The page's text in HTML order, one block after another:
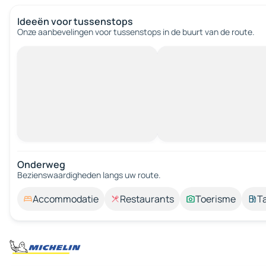
Ideeën voor tussenstops
Onze aanbevelingen voor tussenstops in de buurt van de route.
Onderweg
Bezienswaardigheden langs uw route.
Accommodatie Restaurants Toerisme